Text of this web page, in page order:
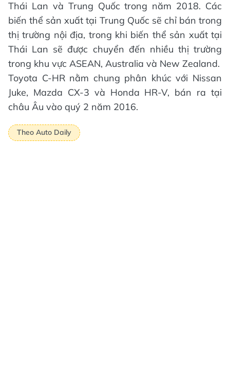
Thái Lan và Trung Quốc trong năm 2018. Các
biến thể sản xuất tại Trung Quốc sẽ chỉ bán trong
thị trường nội địa, trong khi biến thể sản xuất tại
Thái Lan sẽ được chuyển đến nhiều thị trường
trong khu vực ASEAN, Australia và New Zealand.
Toyota C-HR nằm chung phân khúc với Nissan
Juke, Mazda CX-3 và Honda HR-V, bán ra tại
châu Âu vào quý 2 năm 2016.
Theo Auto Daily